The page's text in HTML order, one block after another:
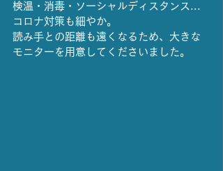
検温・消毒・ソーシャルディスタンス...
コロナ対策も細やか。
読み手との距離も遠くなるため、大きな
モニターを用意してくださいました。